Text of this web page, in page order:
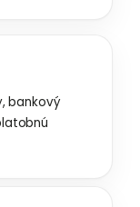
bankový